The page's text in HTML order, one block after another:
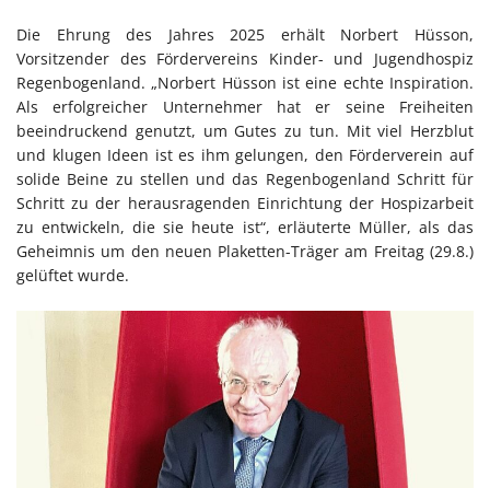
Die Ehrung des Jahres 2025 erhält Norbert Hüsson,
Vorsitzender des Fördervereins Kinder- und Jugendhospiz
Regenbogenland. „Norbert Hüsson ist eine echte Inspiration.
Als erfolgreicher Unternehmer hat er seine Freiheiten
beeindruckend genutzt, um Gutes zu tun. Mit viel Herzblut
und klugen Ideen ist es ihm gelungen, den Förderverein auf
solide Beine zu stellen und das Regenbogenland Schritt für
Schritt zu der herausragenden Einrichtung der Hospizarbeit
zu entwickeln, die sie heute ist“, erläuterte Müller, als das
Geheimnis um den neuen Plaketten-Träger am Freitag (29.8.)
gelüftet wurde.